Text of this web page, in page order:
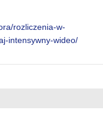
rozliczenia-w-
intensywny-wideo/